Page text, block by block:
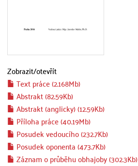
Zobrazit/otevřít
Text práce (2.168Mb)
Abstrakt (82.59Kb)
Abstrakt (anglicky) (12.59Kb)
Příloha práce (40.19Mb)
Posudek vedoucího (232.7Kb)
Posudek oponenta (473.7Kb)
Záznam o průběhu obhajoby (302.3Kb)